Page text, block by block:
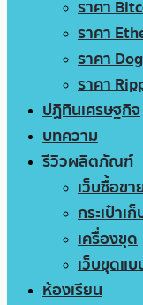
ราคา
ราคา
ราคา
ราคา
ปฏิทินเศรษฐกิจ
บทความ
รีวิวผลิตภัณฑ์
เว็บซื้อขา
กระเป๋าเ
เครื่องขุด
เว็บขุดแ
ห้องเรียน